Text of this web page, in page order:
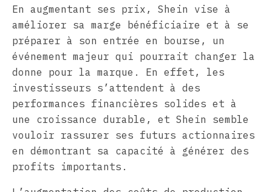
En augmentant ses prix, Shein vise à
améliorer sa marge bénéficiaire et à se
préparer à son entrée en bourse, un
événement majeur qui pourrait changer la
donne pour la marque. En effet, les
investisseurs s’attendent à des
performances financières solides et à
une croissance durable, et Shein semble
vouloir rassurer ses futurs actionnaires
en démontrant sa capacité à générer des
profits importants.